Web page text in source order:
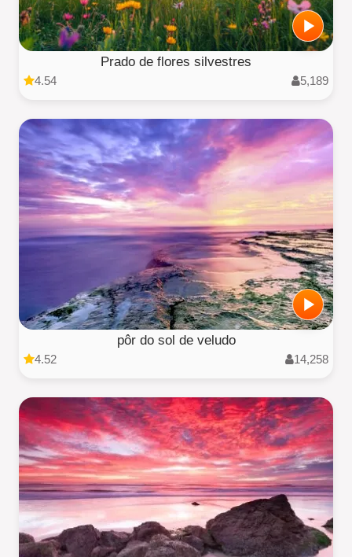
Prado de flores silvestres
4.54 5,189
pôr do sol de veludo
4.52 14,258